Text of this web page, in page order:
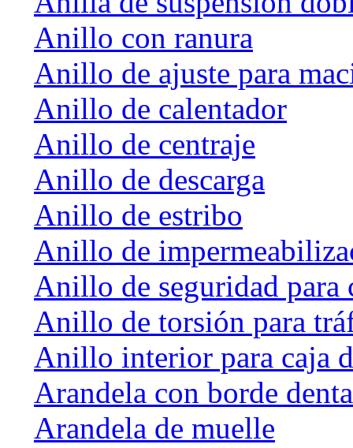
Anillo con ranura
Anillo de ajuste para
Anillo de calentador
Anillo de centraje
Anillo de descarga
Anillo de estribo
Anillo de
Anillo de seguridad para
Anillo de torsión para
Anillo interior para caja
Arandela con borde
Arandela de muelle